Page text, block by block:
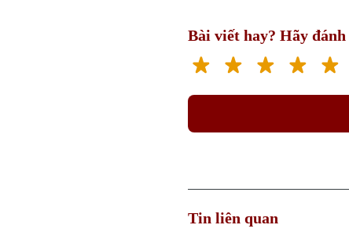
Bài viết hay? Hãy
Tin liên quan